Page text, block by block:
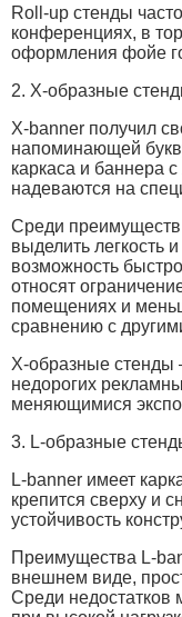
Roll-up стенды
конференциях, в
оформления фойе
2. Х-образные
X-banner получил
напоминающей
каркаса и баннера
надеваются на
Среди
выделить легкость
возможность
относят
помещениях и
сравнению с
X-образные
недорогих
меняющимися
3. L-образные
L-banner имеет
крепится сверху и
устойчивость
Преимущества L-
внешнем виде,
Среди недостатков